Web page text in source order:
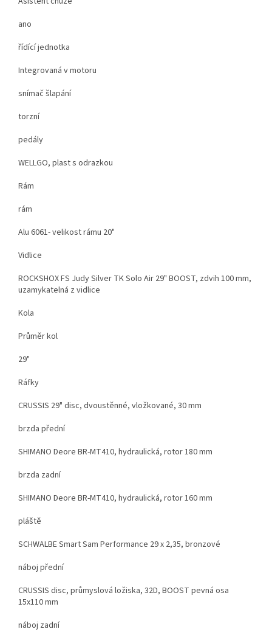
ano
řídící jednotka
Integrovaná v motoru
snímač šlapání
torzní
pedály
WELLGO, plast s odrazkou
Rám
rám
Alu 6061- velikost rámu 20"
Vidlice
ROCKSHOX FS Judy Silver TK Solo Air 29" BOOST, zdvih 100 mm,
uzamykatelná z vidlice
Kola
Průměr kol
29"
Ráfky
CRUSSIS 29" disc, dvoustěnné, vložkované, 30 mm
brzda přední
SHIMANO Deore BR-MT410, hydraulická, rotor 180 mm
brzda zadní
SHIMANO Deore BR-MT410, hydraulická, rotor 160 mm
pláště
SCHWALBE Smart Sam Performance 29 x 2,35, bronzové
náboj přední
CRUSSIS disc, průmyslová ložiska, 32D, BOOST pevná osa
15x110 mm
náboj zadní